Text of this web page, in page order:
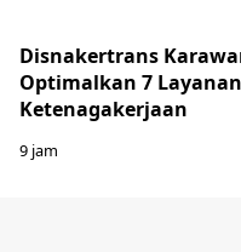
Disnakertrans
Optimalkan 7
Ketenagakerjaan
9 jam